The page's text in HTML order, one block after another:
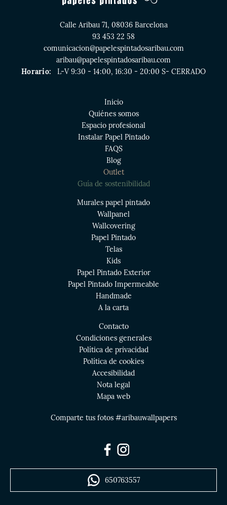
Calle Aribau 71, 08036 Barcelona
93 453 22 58
comunicacion@papelespintadosaribau.com
aribau@papelespintadosaribau.com
Horario:
L-V 9:30 - 14:00, 16:30 - 20:00 S- CERRADO
Inicio
Quiénes somos
Espacio profesional
Instalar Papel Pintado
FAQS
Blog
Outlet
Guía de sostenibilidad
Murales papel pintado
Wallpanel
Wallcovering
Papel Pintado
Telas
Kids
Papel Pintado Exterior
Papel Pintado Impermeable
Handmade
A la carta
Contacto
Condiciones generales
Política de privacidad
Política de cookies
Accesibilidad
Nota legal
Mapa web
Comparte tus fotos #aribauwallpapers
650763557